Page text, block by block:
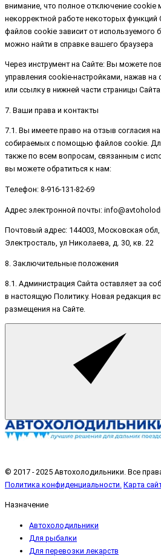
внимание, что полное отключение cookie
некорректной работе некоторых функций
файлов cookie зависит от используемого
можно найти в справке вашего браузера
Через инструмент на Сайте: Вы можете
управления cookie-настройками, нажав
или ссылку в нижней части страницы Сайта
7. Ваши права и контакты
7.1. Вы имеете право на отзыв согласия
собираемых с помощью файлов cookie.
также по всем вопросам, связанным с
вы можете обратиться к нам:
Телефон: 8-916-131-82-69
Адрес электронной почты:
Почтовый адрес: 144003, Московская обл,
Электросталь, ул Николаева, д. 30, кв. 22
8. Заключительные положения
8.1. Администрация Сайта оставляет за
в настоящую Политику. Новая редакция
размещения на Сайте.
© 2017 - 2025 Автохолодильники. Все
Политика конфиденциальности. Карта
Назначение
Автохолодильники
Для рыбалки
Для перевозки лекарств